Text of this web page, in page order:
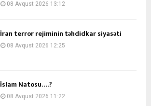
08 Avqust 2026 13:12
İran terror rejiminin təhdidkar siyasəti
08 Avqust 2026 12:25
İslam Natosu….?
08 Avqust 2026 11:22